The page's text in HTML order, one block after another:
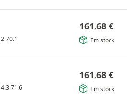
70.1
161,68 €
Em stock
71.6
161,68 €
Em stock